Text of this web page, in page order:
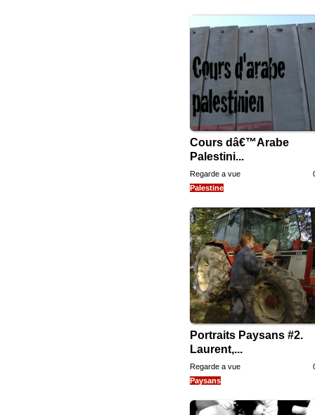
Cours dâ€™Arabe
Palestini...
Regarde a vue
Palestine
Portraits Paysans #2.
Laurent,...
Regarde a vue
Paysans